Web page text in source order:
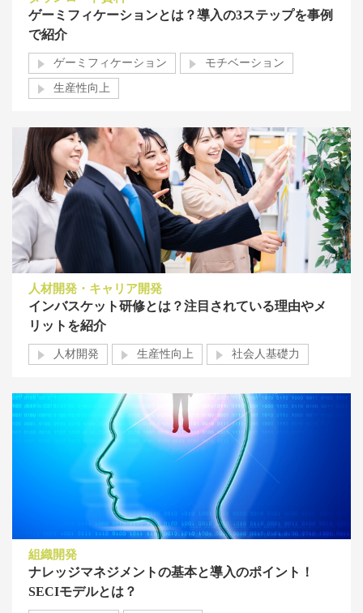
ゲーミフィケーションとは？導入の3ステップを事例
で紹介
ゲーミフィケーション モチベーション
生産性向上
人材開発・キャリア開発
インバスケット研修とは？注目されている理由やメ
リットを紹介
人材開発 生産性向上 社会人基礎力
組織開発
ナレッジマネジメントの基本と導入のポイント！
SECIモデルとは？